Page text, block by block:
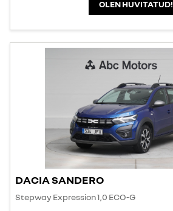
OLEN HUVITATUD!
DACIA SANDERO
Stepway Expression 1,0 ECO-G